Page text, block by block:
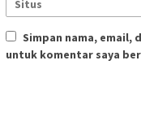
Simpan nama, email,
untuk komentar saya